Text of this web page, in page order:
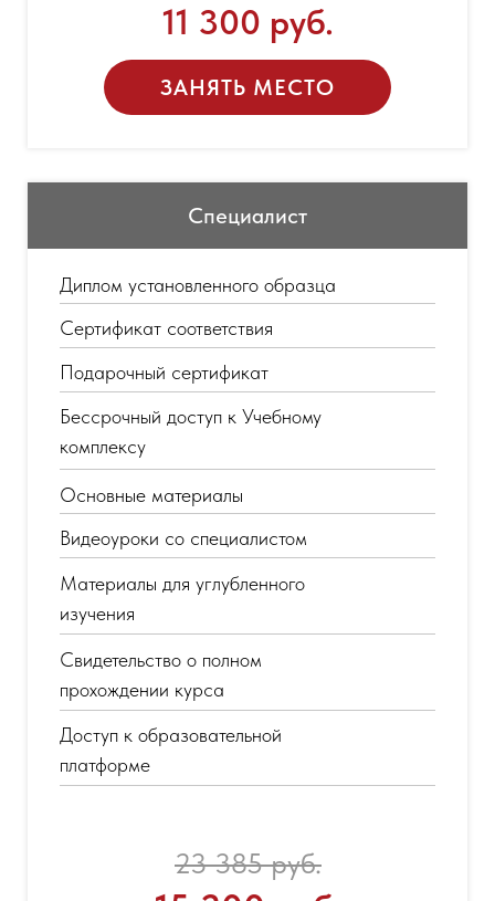
ЗАНЯТЬ МЕСТО
11 300 руб.
23 385 руб.
Диплом установленного образца
Сертификат соответствия
Подарочный сертификат
Бессрочный доступ к Учебному
комплексу
Основные материалы
Видеоуроки со специалистом
Материалы для углубленного
изучения
Свидетельство о полном
прохождении курса
Доступ к образовательной
платформе
Специалист